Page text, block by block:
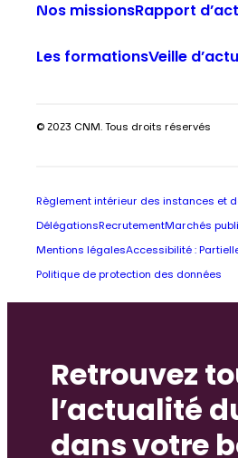
Nos missionsRapport
Les formationsVeille
© 2023 CNM. Tous droits réservés
Règlement intérieur des instances et
Délégations RecrutementMarchés
Mentions légalesAccessibilité :
Politique de protection des données
Retrouvez
l’actualité
dans votre